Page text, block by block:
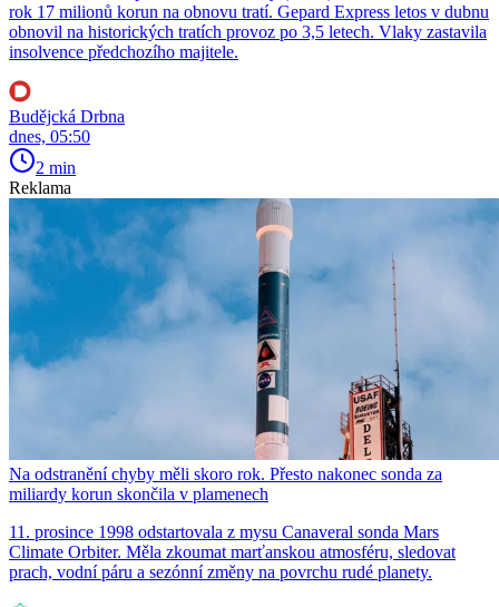
rok 17 milionů korun na obnovu tratí. Gepard Express letos v dubnu
obnovil na historických tratích provoz po 3,5 letech. Vlaky zastavila
insolvence předchozího majitele.
Budějcká Drbna
dnes, 05:50
2 min
Reklama
Na odstranění chyby měli skoro rok. Přesto nakonec sonda za
miliardy korun skončila v plamenech
11. prosince 1998 odstartovala z mysu Canaveral sonda Mars
Climate Orbiter. Měla zkoumat marťanskou atmosféru, sledovat
prach, vodní páru a sezónní změny na povrchu rudé planety.